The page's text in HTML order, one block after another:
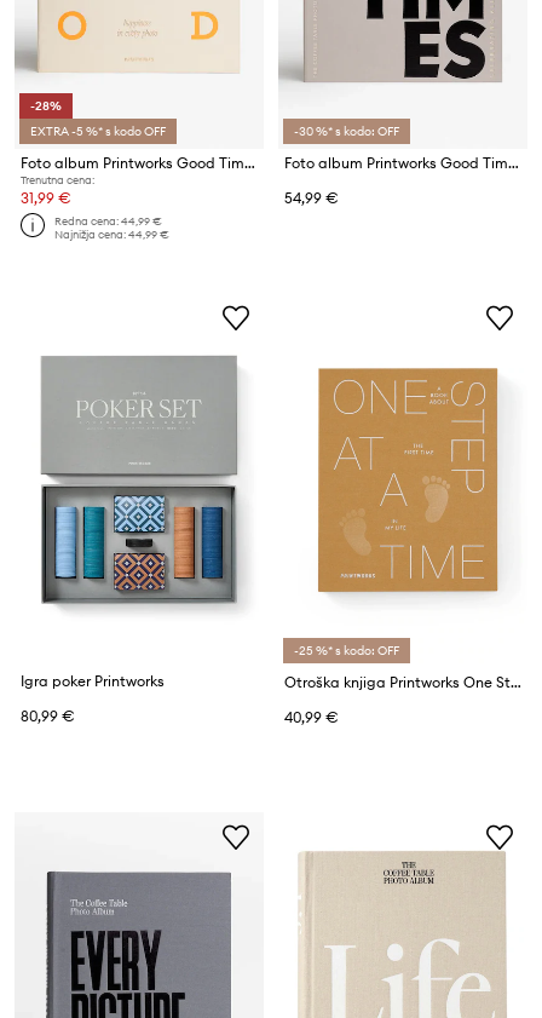
-28%
EXTRA -5 %* s kodo OFF
Foto album Printworks Good Times
Trenutna cena:
31,99 €
Redna cena:44,99 €
Najnižja cena:44,99 €
-30 %* s kodo: OFF
Foto album Printworks Good Times
54,99 €
Igra poker Printworks
80,99 €
-25 %* s kodo: OFF
Otroška knjiga Printworks One Step at a Time
40,99 €